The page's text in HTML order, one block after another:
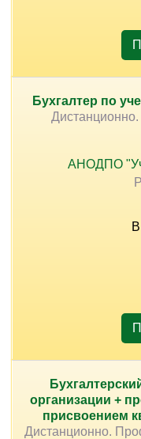
Бухгалтер по
АНОДПО
организации +
присвоением
Дистанционно.